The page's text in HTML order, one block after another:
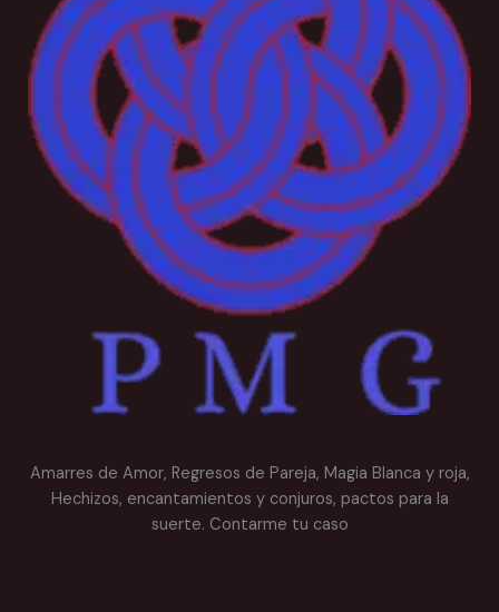
Amarres de Amor, Regresos de Pareja, Magia Blanca y roja,
Hechizos, encantamientos y conjuros, pactos para la
suerte. Contarme tu caso